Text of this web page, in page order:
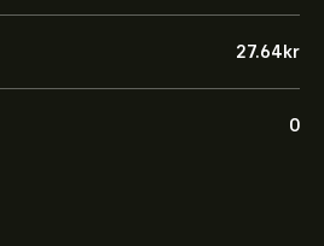
27.64‎kr‎
0